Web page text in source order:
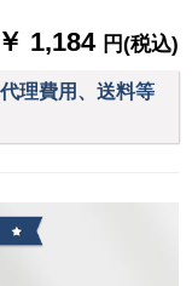
￥ 1,184 円(税込)
理費用、送料等